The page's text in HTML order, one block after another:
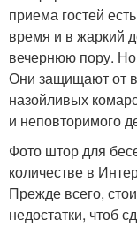
приема гостей
время и в жаркий
вечернюю пору.
Они защищают от
назойливых
и неповторимого
Фото штор для
количестве в
Прежде всего,
недостатки, чтоб